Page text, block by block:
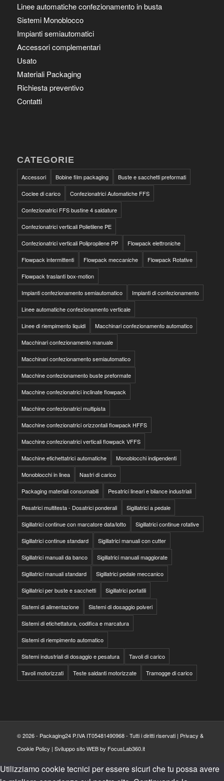
Linee automatiche confezionamento in busta
Sistemi Monoblocco
Impianti semiautomatici
Accessori complementari
Usato
Materiali Packaging
Richiesta preventivo
Contatti
CATEGORIE
Accessori Bobine film packaging Buste e sacchetti preformati
Coclee di carico Confezionatrici Automatiche FFS
Confezionatrici FFS bustine 4 saldature
Confezionatrici verticali Polietilene PE
Confezionatrici verticali Polipropilene PP Flowpack elettroniche
Flowpack intermittenti Flowpack meccaniche Flowpack Rotative
Flowpack traslanti box-motion
Impianti confezionamento semiautomatico Impianti di confezionamento
Linee automatiche confezionamento verticale
Linee di riempimento liquidi Macchinari confezionamento automatico
Macchinari confezionamento manuale
Macchinari confezionamento semiautomatico
Macchine confezionamento buste preformate
Macchine confezionatrici inclinate flowpack
Macchine confezionatrici multipista
Macchine confezionatrici orizzontali flowpack HFFS
Macchine confezionatrici verticali flowpack VFFS
Macchine etichettatrici automatiche Monoblocchi indipendenti
Monoblocchi in linea Nastri di carico
Packaging materiali consumabili Pesatrici lineari e bilance industriali
Pesatrici multitesta - Dosatrici ponderali Sigillatrici a pedale
Sigillatrici continue con marcatore data/lotto Sigillatrici continue rotative
Sigillatrici continue standard Sigillatrici manuali con cutter
Sigillatrici manuali da banco Sigillatrici manuali maggiorate
Sigillatrici manuali standard Sigillatrici pedale meccanico
Sigillatrici per buste e sacchetti Sigillatrici portatili
Sistemi di alimentazione Sistemi di dosaggio polveri
Sistemi di etichettatura, codifica e marcatura
Sistemi di riempimento automatico
Sistemi industriali di dosaggio e pesatura Tavoli di carico
Tavoli motorizzati Teste saldanti motorizzate Tramogge di carico
© 2026 - Packaging24 P.IVA IT05481490968 - Tutti i diritti riservati | Privacy &
Cookie Policy | Sviluppo sito WEB by FocusLab360.it
Utilizziamo cookie tecnici per essere sicuri che tu possa avere